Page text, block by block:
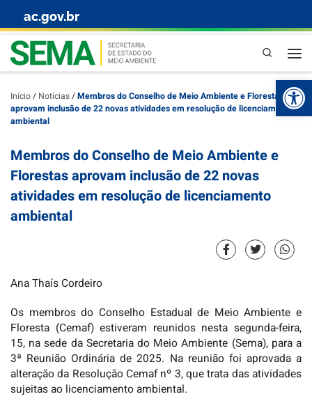
Skip to content
ac.gov.br
Pesquisa
Início/ Notícias/Membros do Conselho de Meio Ambiente e Florestas
aprovam inclusão de 22 novas atividades em resolução de licenciamento
ambiental
Membros do Conselho de Meio Ambiente e
Florestas aprovam inclusão de 22 novas
atividades em resolução de licenciamento
ambiental
Ana Thaís Cordeiro
Os membros do Conselho Estadual de Meio Ambiente e
Floresta (Cemaf) estiveram reunidos nesta segunda-feira,
15, na sede da Secretaria do Meio Ambiente (Sema), para a
3ª Reunião Ordinária de 2025. Na reunião foi aprovada a
alteração da Resolução Cemaf nº 3, que trata das atividades
sujeitas ao licenciamento ambiental.